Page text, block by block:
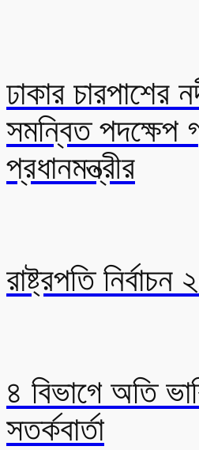
ঢাকার চারপাশের
সমন্বিত পদক্ষেপ
প্রধানমন্ত্রীর
রাষ্ট্রপতি
৪ বিভাগে অতি
সতর্কবার্তা